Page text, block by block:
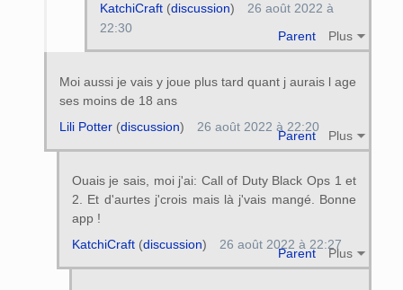
Parent Plus
KatchiCraft(discussion)
26 août 2022 à
22:30
Moi aussi je vais y joue plus tard quant j aurais l age
ses moins de 18 ans
Parent Plus
Lili Potter(discussion) 26 août 2022 à 22:20
Ouais je sais, moi j'ai: Call of Duty Black Ops 1 et
2. Et d'aurtes j'crois mais là j'vais mangé. Bonne
app !
Parent Plus
KatchiCraft(discussion) 26 août 2022 à 22:27